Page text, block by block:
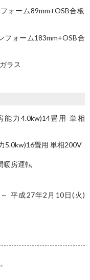
ォーム89mm+OSB合板
フォーム183mm+OSB合
ラス
能力4.0kw)14畳用 単相
5.0kw)16畳用 単相200V
暖房運転
平成27年2月10日(火)